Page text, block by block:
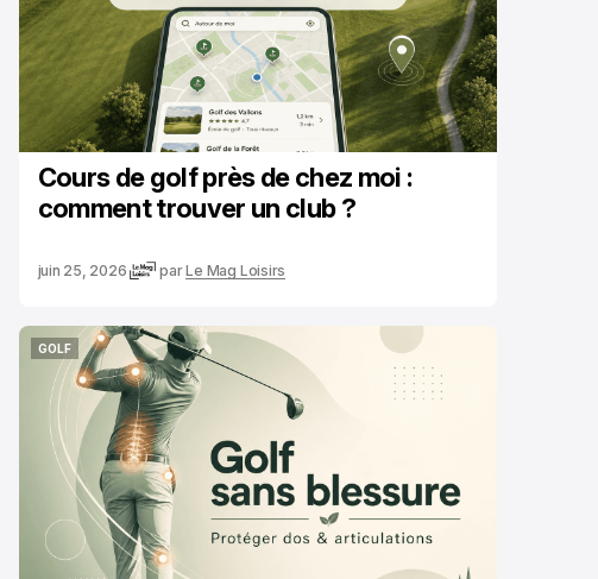
Cours de golf près de chez moi :
comment trouver un club ?
juin 25, 2026 parLe Mag Loisirs
GOLF
GOLF